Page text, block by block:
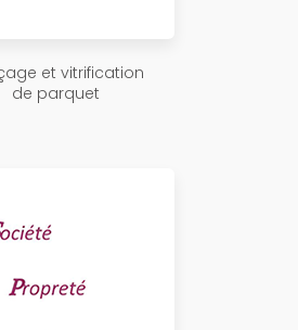
et vitrification
de parquet